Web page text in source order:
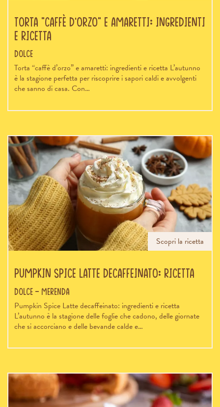
Torta “caffè d’orzo” e amaretti: ingredienti
e ricetta
Dolce
Torta “caffè d’orzo” e amaretti: ingredienti e ricetta L’autunno
è la stagione perfetta per riscoprire i sapori caldi e avvolgenti
che sanno di casa. Con…
Scopri la ricetta
Pumpkin Spice Latte decaffeinato: ricetta
Dolce - Merenda
Pumpkin Spice Latte decaffeinato: ingredienti e ricetta
L’autunno è la stagione delle foglie che cadono, delle giornate
che si accorciano e delle bevande calde e…